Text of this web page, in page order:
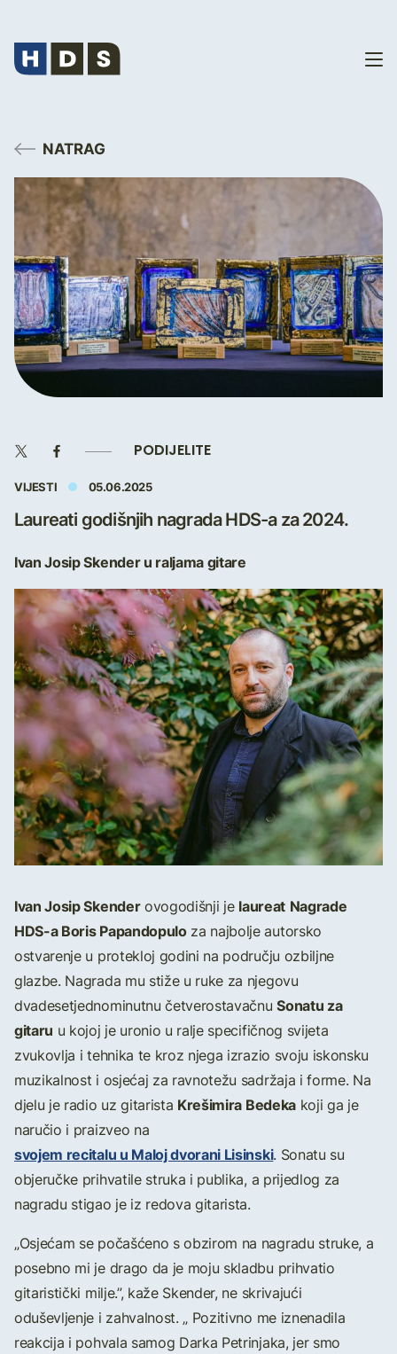
NATRAG
PODIJELITE
VIJESTI 05.06.2025
Laureati godišnjih nagrada HDS-a za 2024.
Ivan Josip Skender u raljama gitare
Ivan Josip Skenderovogodišnji je laureat Nagrade
HDS-a Boris Papandopuloza najbolje autorsko
ostvarenje u protekloj godini na području ozbiljne
glazbe. Nagrada mu stiže u ruke za njegovu
dvadesetjednominutnu četverostavačnuSonatu za
gitaru u kojoj je uronio u ralje specifičnog svijeta
zvukovlja i tehnika te kroz njega izrazio svoju iskonsku
muzikalnost i osjećaj za ravnotežu sadržaja i forme. Na
djelu je radio uz gitarista Krešimira Bedekakoji ga je
naručio i praizveo na
svojem recitalu u Maloj dvorani Lisinski. Sonatu su
objeručke prihvatile struka i publika, a prijedlog za
nagradu stigao je iz redova gitarista.
„Osjećam se počašćeno s obzirom na nagradu struke, a
posebno mi je drago da je moju skladbu prihvatio
gitaristički milje.”, kaže Skender, ne skrivajući
oduševljenje i zahvalnost. „ Pozitivno me iznenadila
reakcija i pohvala samog Darka Petrinjaka, jer smo